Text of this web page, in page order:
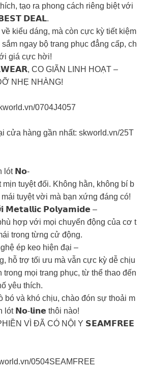
tạo ra phong cách riêng biệt với
𝗗𝗘𝗔𝗟.
kiểu dáng, mà còn cực kỳ tiết kiệm
ngay bộ trang phục đẳng cấp, ch
giá cực hời!
CO GIÃN LINH HOẠT –
NHẸ NHÀNG!
0704J4057
cửa hàng gần nhất: skworld.vn/25T
lót 𝗡𝗼-
mịn tuyệt đối. Không hằn, không bí b
tuyệt vời mà bạn xứng đáng có!
𝗠𝗲𝘁𝗮𝗹𝗹𝗶𝗰 𝗣𝗼𝗹𝘆𝗮𝗺𝗶𝗱𝗲 –
hợp với mọi chuyển động của cơ t
trong từng cử động.
ép keo hiện đại –
hỗ trợ tối ưu mà vẫn cực kỳ dễ chịu
trong mọi trang phục, từ thể thao đến
yêu thích.
bó và khó chịu, chào đón sự thoải m
lót 𝗡𝗼-𝗹𝗶𝗻𝗲 thôi nào!
VÌ ĐÃ CÓ NỘI Y 𝗦𝗘𝗔𝗠𝗙𝗥𝗘𝗘
0504SEAMFREE